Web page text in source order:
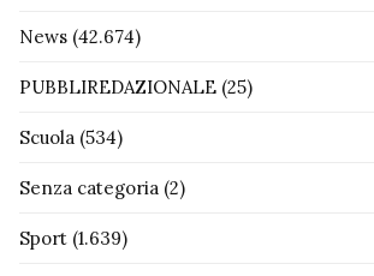
News (42.674)
PUBBLIREDAZIONALE (25)
Scuola (534)
Senza categoria (2)
Sport (1.639)